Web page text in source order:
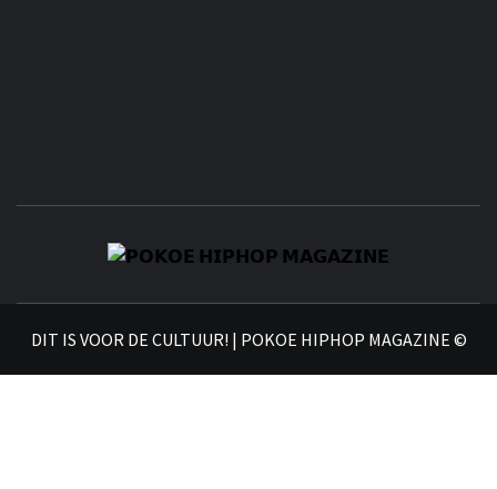
DIT IS VOOR DE CULTUUR! | POKOE HIPHOP MAGAZINE ©